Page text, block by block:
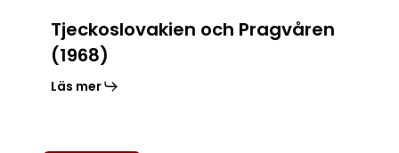
Tjeckoslovakien och Pragvåren
(1968)
Läs mer